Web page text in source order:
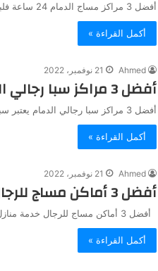
أفضل 3 مراكز مساج الدمام 24 ساعة فلبيني يعتبر مراكز مساج الدمام أكبر المراكز في المملكة يعمل بها متخصصون من…
أكمل القراءة »
Ahmed 21 نوفمبر، 2022
أفضل 3 مراكز سبا رجالي الدمام
أفضل 3 مراكز سبا رجالي الدمام يعتبر سبا رجالي من أفضل مراكز المنتجعات للاسترخاء وعمل حمام مغربي والتدليك والمساج في…
أكمل القراءة »
Ahmed 21 نوفمبر، 2022
أفضل 3 أماكن مساج للرجال خدمة منازل الرياض
أفضل 3 أماكن مساج للرجال خدمة منازل الرياض نقدم فيما يلي من هذا التقرير القادم أبرز المعلومات التي تتعلق…
أكمل القراءة »